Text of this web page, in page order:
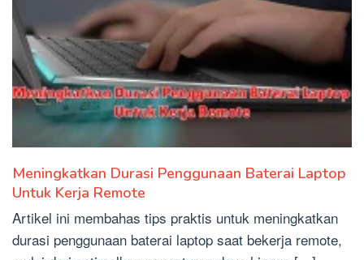
Meningkatkan Durasi Penggunaan Baterai Laptop
Untuk Kerja Remote
Artikel ini membahas tips praktis untuk meningkatkan
durasi penggunaan baterai laptop saat bekerja remote,